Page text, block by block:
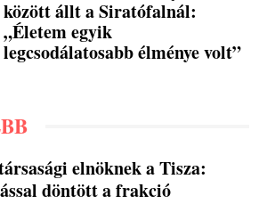
között állt a Siratófalnál:
„Életem egyik
legcsodálatosabb élménye volt”
elnöknek a Tisza:
döntött a frakció